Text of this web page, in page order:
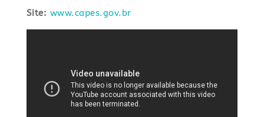
Site: www.capes.gov.br